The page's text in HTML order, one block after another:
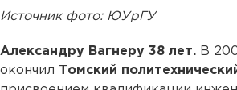
Источник фото: ЮУрГУ
Александру Вагнеру 38 лет. В
окончил Томский